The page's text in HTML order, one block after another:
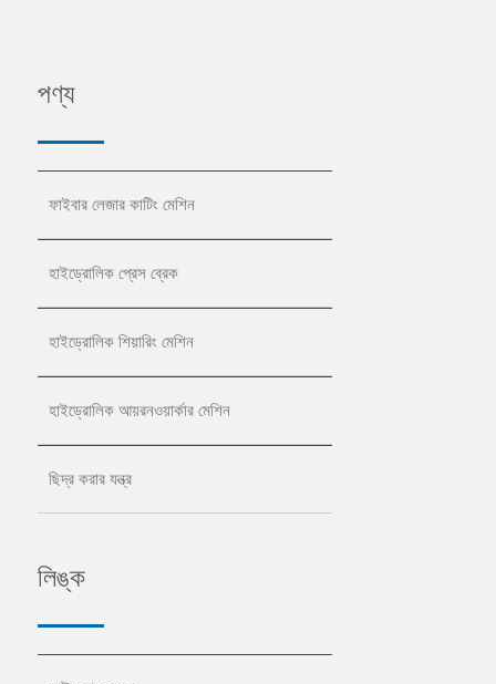
পণ্য
ফাইবার লেজার কাটিং মেশিন
হাইড্রোলিক প্রেস ব্রেক
হাইড্রোলিক শিয়ারিং মেশিন
হাইড্রোলিক আয়রনওয়ার্কার মেশিন
ছিদ্র করার যন্ত্র
লিঙ্ক